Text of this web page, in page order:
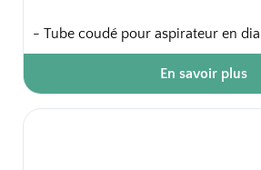
- Tube coudé pour aspirateur en
En savoir plus